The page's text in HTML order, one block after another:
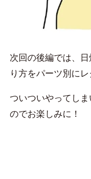
次回の後編では、
り方をパーツ別にレ
ついついやってし
のでお楽しみに！